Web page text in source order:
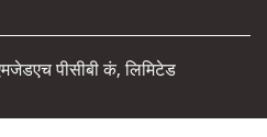
पीसीबी कं, लिमिटेड